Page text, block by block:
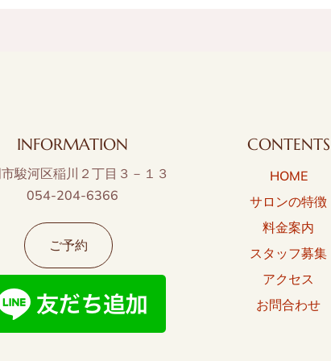
INFORMATION
駿河区稲川２丁目３－１３
054-204-6366
ご予約
CONTENTS
HOME
サロンの特徴
料金案内
スタッフ募集
アクセス
お問合わせ